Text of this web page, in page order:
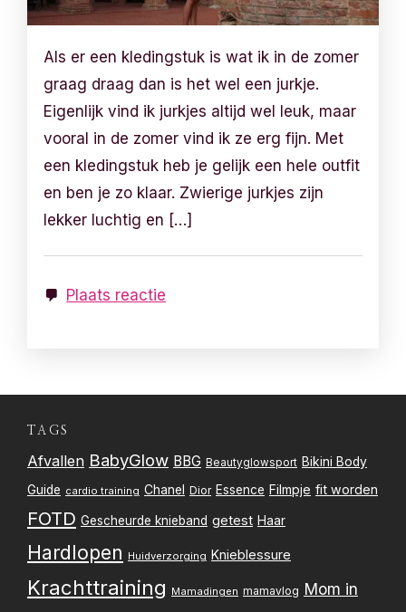
Als er een kledingstuk is wat ik in de zomer
graag draag dan is het wel een jurkje.
Eigenlijk vind ik jurkjes altijd wel leuk, maar
vooral in de zomer vind ik ze erg fijn. Met
een kledingstuk heb je gelijk een hele outfit
en ben je zo klaar. Zwierige jurkjes zijn
lekker luchtig en […]
Plaats reactie
TAGS
Afvallen BabyGlow BBG Beautyglowsport Bikini Body
Guide cardio training Chanel Dior Essence Filmpje fit worden
FOTD Gescheurde knieband getest Haar
Hardlopen Huidverzorging Knieblessure
Krachttraining Mamadingen mamavlog Mom in